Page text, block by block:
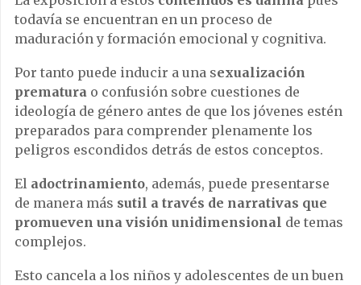
todavía se encuentran en un proceso de
maduración y formación emocional y cognitiva.
Por tanto puede inducir a una sexualización
prematura o confusión sobre cuestiones de
ideología de género antes de que los jóvenes estén
preparados para comprender plenamente los
peligros escondidos detrás de estos conceptos.
El adoctrinamiento, además, puede presentarse
de manera más sutil a través de narrativas que
promueven una visión unidimensional de temas
complejos.
Esto cancela a los niños y adolescentes de un buen